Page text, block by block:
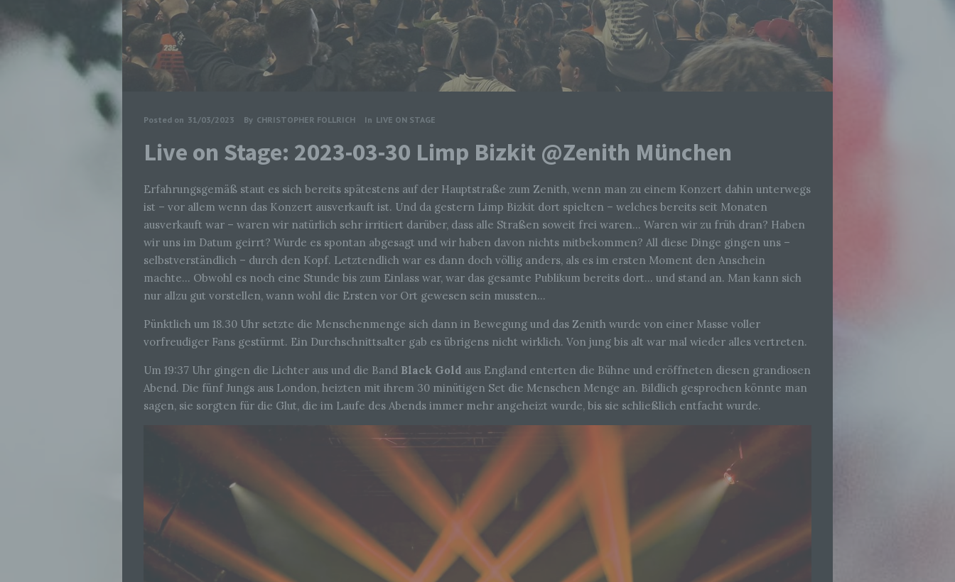
Posted on 31/03/2023 By CHRISTOPHER FOLLRICH In LIVE ON STAGE
Live on Stage: 2023-03-30 Limp Bizkit @Zenith München
Erfahrungsgemäß staut es sich bereits spätestens auf der Hauptstraße zum Zenith, wenn man zu einem Konzert dahin unterwegs
ist – vor allem wenn das Konzert ausverkauft ist. Und da gestern Limp Bizkit dort spielten – welches bereits seit Monaten
ausverkauft war – waren wir natürlich sehr irritiert darüber, dass alle Straßen soweit frei waren… Waren wir zu früh dran? Haben
wir uns im Datum geirrt? Wurde es spontan abgesagt und wir haben davon nichts mitbekommen? All diese Dinge gingen uns –
selbstverständlich – durch den Kopf. Letztendlich war es dann doch völlig anders, als es im ersten Moment den Anschein
machte… Obwohl es noch eine Stunde bis zum Einlass war, war das gesamte Publikum bereits dort… und stand an. Man kann sich
nur allzu gut vorstellen, wann wohl die Ersten vor Ort gewesen sein mussten…
Pünktlich um 18.30 Uhr setzte die Menschenmenge sich dann in Bewegung und das Zenith wurde von einer Masse voller
vorfreudiger Fans gestürmt. Ein Durchschnittsalter gab es übrigens nicht wirklich. Von jung bis alt war mal wieder alles vertreten.
Um 19:37 Uhr gingen die Lichter aus und die Band Black Gold aus England enterten die Bühne und eröffneten diesen grandiosen
Abend. Die fünf Jungs aus London, heizten mit ihrem 30 minütigen Set die Menschen Menge an. Bildlich gesprochen könnte man
sagen, sie sorgten für die Glut, die im Laufe des Abends immer mehr angeheizt wurde, bis sie schließlich entfacht wurde.